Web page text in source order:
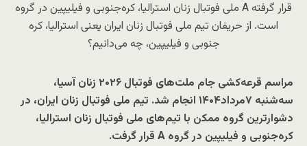
مراسم قرعه‌کشی جام ملت‌های فوتبال ۲۰۲۶ زنان آسیا،
سه‌شنبه ۷مرداد۱۴۰۴ انجام شد. تیم ملی فوتبال زنان ایران، در
دشوارترین گروه ممکن با تیم‌های ملی فوتبال زنان استرالیا،
کره‌جنوبی و فیلیپین در گروه A قرار گرفت.